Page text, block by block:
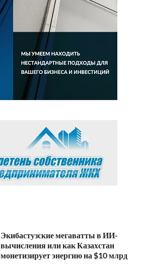
Экибастузские мегаватты в ИИ-
вычисления или как Казахстан
монетизирует энергию на $10 млрд